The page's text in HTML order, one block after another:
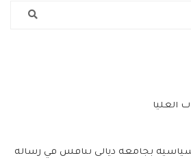
ديالى تناقش في رسالة